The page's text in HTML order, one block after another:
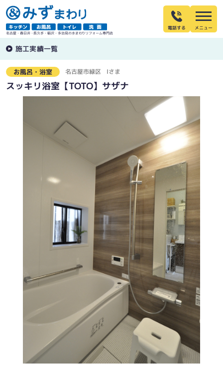
名古屋・春日井・長久手・稲沢・多治見の水まわりリフォーム専門店
電話する
施工実績一覧
お風呂・浴室 名古屋市緑区 Iさま
スッキリ浴室【TOTO】サザナ